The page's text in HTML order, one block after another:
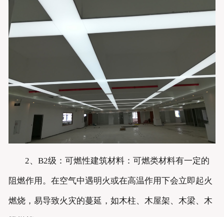
2、B2级：可燃性建筑材料：可燃类材料有一定的
阻燃作用。在空气中遇明火或在高温作用下会立即起火
燃烧，易导致火灾的蔓延，如木柱、木屋架、木梁、木